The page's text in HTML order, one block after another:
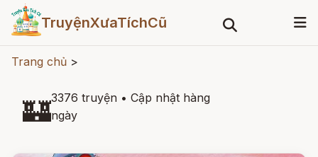
TruyệnXưaTíchCũ
Trang chủ >
🏰3376 truyện • Cập nhật hàng
ngày